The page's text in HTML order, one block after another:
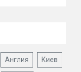
Англия Киев